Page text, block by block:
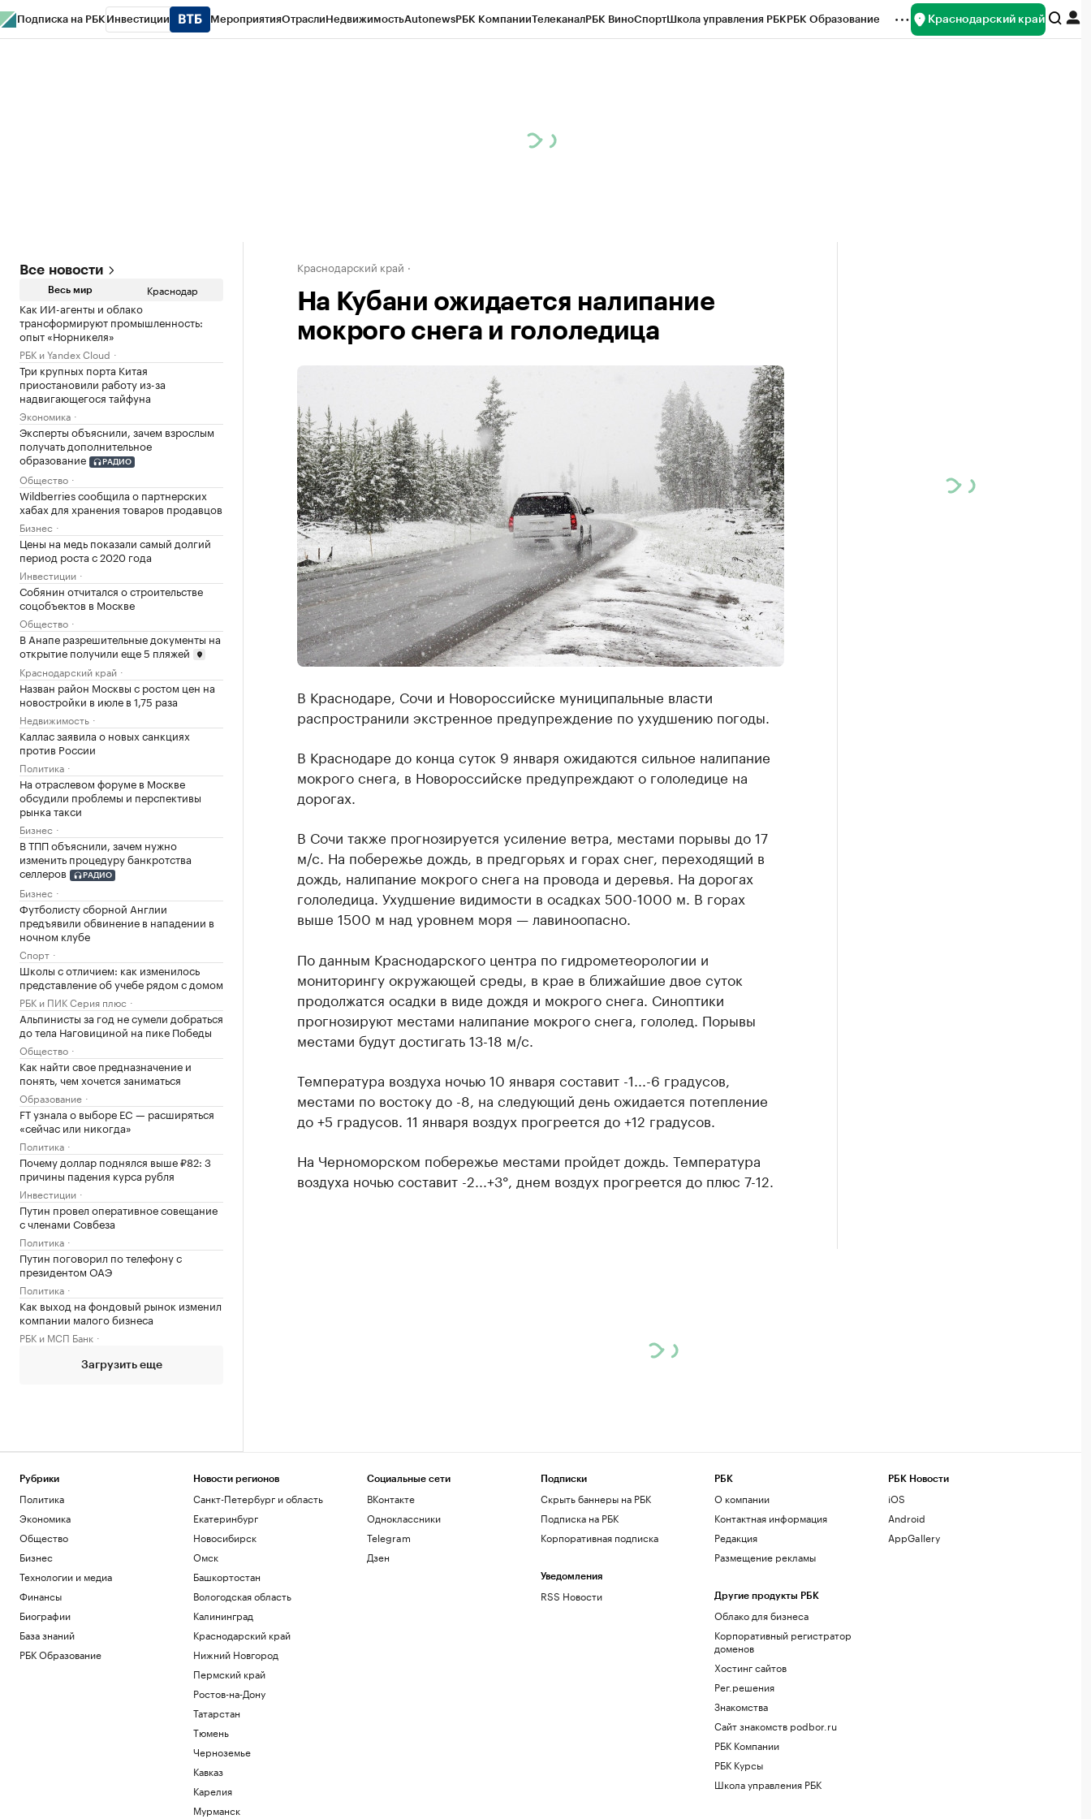
Подписка на РБК Инвестиции МероприятияОтраслиНедвижимостьAutonewsРБК КомпанииТелеканалРБК ВиноСпортШкола управления РБКРБК Образование Краснодарский край
Все новости
Весь мир Краснодар
Как ИИ-агенты и облако
трансформируют промышленность:
опыт «Норникеля»
РБК и Yandex Cloud
Три крупных порта Китая
приостановили работу из-за
надвигающегося тайфуна
Экономика
Эксперты объяснили, зачем взрослым
получать дополнительное
образование
РАДИО
Общество
Wildberries сообщила о партнерских
хабах для хранения товаров продавцов
Бизнес
Цены на медь показали самый долгий
период роста с 2020 года
Инвестиции
Собянин отчитался о строительстве
соцобъектов в Москве
Общество
В Анапе разрешительные документы на
открытие получили еще 5 пляжей
Краснодарский край
Назван район Москвы с ростом цен на
новостройки в июле в 1,75 раза
Недвижимость
Каллас заявила о новых санкциях
против России
Политика
На отраслевом форуме в Москве
обсудили проблемы и перспективы
рынка такси
Бизнес
В ТПП объяснили, зачем нужно
изменить процедуру банкротства
селлеров
РАДИО
Бизнес
Футболисту сборной Англии
предъявили обвинение в нападении в
ночном клубе
Спорт
Школы с отличием: как изменилось
представление об учебе рядом с домом
РБК и ПИК Серия плюс
Альпинисты за год не сумели добраться
до тела Наговициной на пике Победы
Общество
Как найти свое предназначение и
понять, чем хочется заниматься
Образование
FT узнала о выборе ЕС — расширяться
«сейчас или никогда»
Политика
Почему доллар поднялся выше ₽82: 3
причины падения курса рубля
Инвестиции
Путин провел оперативное совещание
с членами Совбеза
Политика
Путин поговорил по телефону с
президентом ОАЭ
Политика
Как выход на фондовый рынок изменил
компании малого бизнеса
РБК и МСП Банк
Загрузить еще
Краснодарский край
На Кубани ожидается налипание
мокрого снега и гололедица
В Краснодаре, Сочи и Новороссийске муниципальные власти
распространили экстренное предупреждение по ухудшению погоды.
В Краснодаре до конца суток 9 января ожидаются сильное налипание
мокрого снега, в Новороссийске предупреждают о гололедице на
дорогах.
В Сочи также прогнозируется усиление ветра, местами порывы до 17
м/с. На побережье дождь, в предгорьях и горах снег, переходящий в
дождь, налипание мокрого снега на провода и деревья. На дорогах
гололедица. Ухудшение видимости в осадках 500-1000 м. В горах
выше 1500 м над уровнем моря — лавиноопасно.
По данным Краснодарского центра по гидрометеорологии и
мониторингу окружающей среды, в крае в ближайшие двое суток
продолжатся осадки в виде дождя и мокрого снега. Синоптики
прогнозируют местами налипание мокрого снега, гололед. Порывы
местами будут достигать 13-18 м/с.
Температура воздуха ночью 10 января составит -1...-6 градусов,
местами по востоку до -8, на следующий день ожидается потепление
до +5 градусов. 11 января воздух прогреется до +12 градусов.
На Черноморском побережье местами пройдет дождь. Температура
воздуха ночью составит -2...+3°, днем воздух прогреется до плюс 7-12.
Рубрики
Политика
Экономика
Общество
Бизнес
Технологии и медиа
Финансы
Биографии
База знаний
РБК Образование
Новости регионов
Санкт-Петербург и область
Екатеринбург
Новосибирск
Омск
Башкортостан
Вологодская область
Калининград
Краснодарский край
Нижний Новгород
Пермский край
Ростов-на-Дону
Татарстан
Тюмень
Черноземье
Кавказ
Карелия
Мурманск
Социальные сети
ВКонтакте
Одноклассники
Telegram
Дзен
Подписки
Скрыть баннеры на РБК
Подписка на РБК
Корпоративная подписка
Уведомления
RSS Новости
РБК
О компании
Контактная информация
Редакция
Размещение рекламы
Другие продукты РБК
Облако для бизнеса
Корпоративный регистратор
доменов
Хостинг сайтов
Рег.решения
Знакомства
Сайт знакомств podbor.ru
РБК Компании
РБК Курсы
Школа управления РБК
РБК Новости
iOS
Android
AppGallery